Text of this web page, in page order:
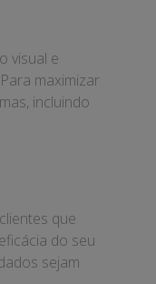
visual e
maximizar
incluindo
que
do seu
sejam